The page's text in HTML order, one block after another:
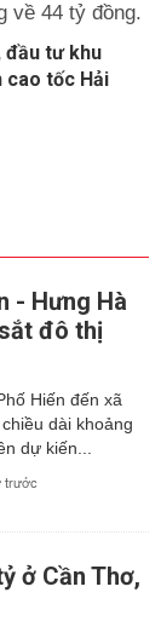
về 44 tỷ đồng.
đầu tư khu
cao tốc Hải
- Hưng Hà
đô thị
Hiến đến xã
dài khoảng
dự kiến...
trước
ở Cần Thơ,